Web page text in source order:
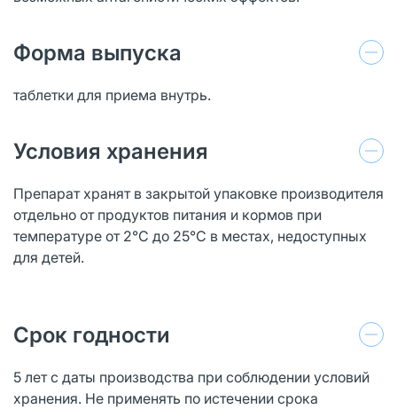
Форма выпуска
таблетки для приема внутрь.
Условия хранения
Препарат хранят в закрытой упаковке производителя
отдельно от продуктов питания и кормов при
температуре от 2°C до 25°C в местах, недоступных
для детей.
Срок годности
5 лет с даты производства при соблюдении условий
хранения. Не применять по истечении срока